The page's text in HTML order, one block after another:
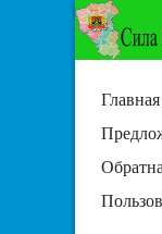
Главная